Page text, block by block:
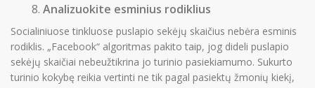
Analizuokite esminius rodiklius
Socialiniuose tinkluose puslapio sekėjų skaičius nebėra esminis
rodiklis. „Facebook“ algoritmas pakito taip, jog dideli puslapio
sekėjų skaičiai nebeužtikrina jo turinio pasiekiamumo. Sukurto
turinio kokybę reikia vertinti ne tik pagal pasiektų žmonių kiekį,